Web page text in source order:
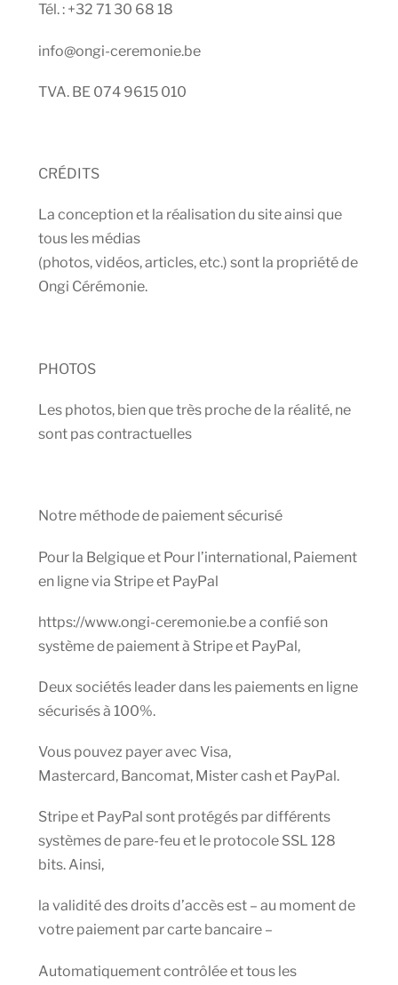
Tél. : +32 71 30 68 18
info@ongi-ceremonie.be
TVA. BE 074 9615 010
CRÉDITS
La conception et la réalisation du site ainsi que
tous les médias
(photos, vidéos, articles, etc.) sont la propriété de
Ongi Cérémonie.
PHOTOS
Les photos, bien que très proche de la réalité, ne
sont pas contractuelles
Notre méthode de paiement sécurisé
Pour la Belgique et Pour l’international, Paiement
en ligne via Stripe et PayPal
https://www.ongi-ceremonie.be a confié son
système de paiement à Stripe et PayPal,
Deux sociétés leader dans les paiements en ligne
sécurisés à 100%.
Vous pouvez payer avec Visa,
Mastercard, Bancomat, Mister cash et PayPal.
Stripe et PayPal sont protégés par différents
systèmes de pare-feu et le protocole SSL 128
bits. Ainsi,
la validité des droits d’accès est – au moment de
votre paiement par carte bancaire –
Automatiquement contrôlée et tous les